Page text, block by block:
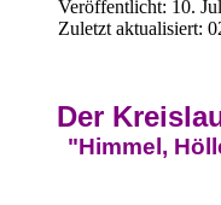
Veröffentlicht: 10.
Zuletzt aktualisiert:
Der
"Himmel,